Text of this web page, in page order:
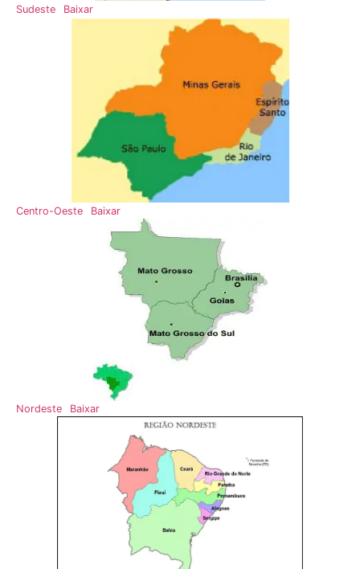
Sudeste Baixar
Centro-Oeste Baixar
Nordeste Baixar